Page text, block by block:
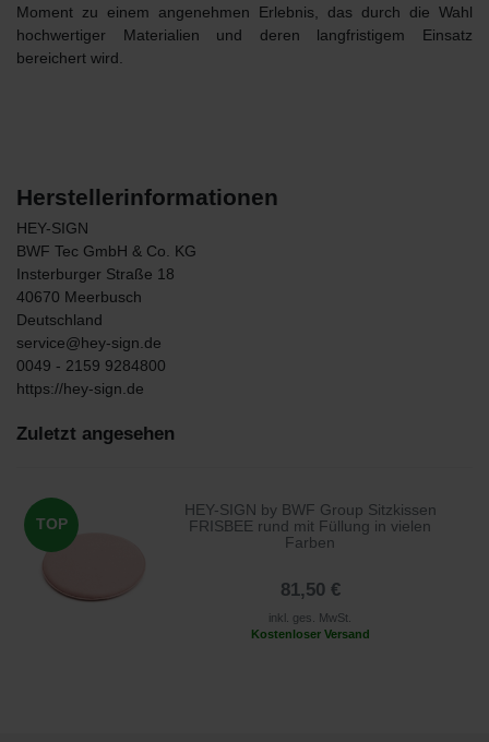
Moment zu einem angenehmen Erlebnis, das durch die Wahl
hochwertiger Materialien und deren langfristigem Einsatz
bereichert wird.
Herstellerinformationen
HEY-SIGN
BWF Tec GmbH & Co. KG
Insterburger Straße 18
40670 Meerbusch
Deutschland
service@hey-sign.de
0049 - 2159 9284800
https://hey-sign.de
Zuletzt angesehen
TOP
HEY-SIGN by BWF Group Sitzkissen
FRISBEE rund mit Füllung in vielen
Farben
81,50 €
inkl. ges. MwSt.
Kostenloser Versand